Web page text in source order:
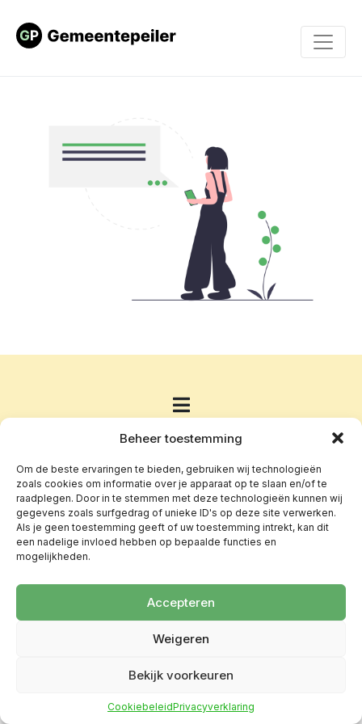
Beheer toestemming
Om de beste ervaringen te bieden, gebruiken wij technologieën
zoals cookies om informatie over je apparaat op te slaan en/of te
raadplegen. Door in te stemmen met deze technologieën kunnen wij
gegevens zoals surfgedrag of unieke ID's op deze site verwerken.
Als je geen toestemming geeft of uw toestemming intrekt, kan dit
een nadelige invloed hebben op bepaalde functies en
mogelijkheden.
Accepteren
Weigeren
Bekijk voorkeuren
CookiebeleidPrivacyverklaring